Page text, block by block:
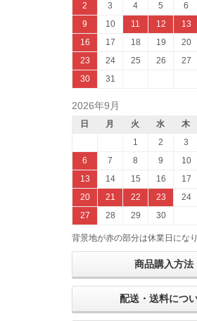
2
3 4 5 6
9
10 11 12 13
16
17 18 19 20
23
24 25 26 27
30
31
2026年9月
日 月 火 水 木
1
2 3
6
7 8 9 10
13
14 15 16 17
20
21 22 23 24
27
28 29 30
背景地が赤の部分は休業日になり
商品購入方法
配送・送料につ